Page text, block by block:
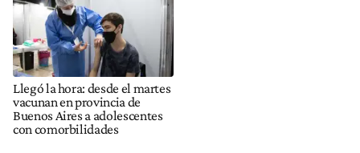
Llegó la hora: desde el martes
vacunan en provincia de
Buenos Aires a adolescentes
con comorbilidades